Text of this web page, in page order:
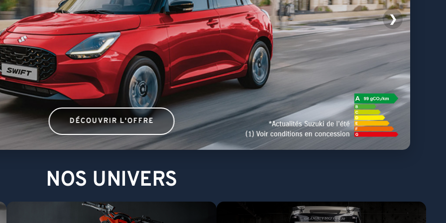
DÉCOUVRIR L'OFFRE
❯
NOS UNIVERS